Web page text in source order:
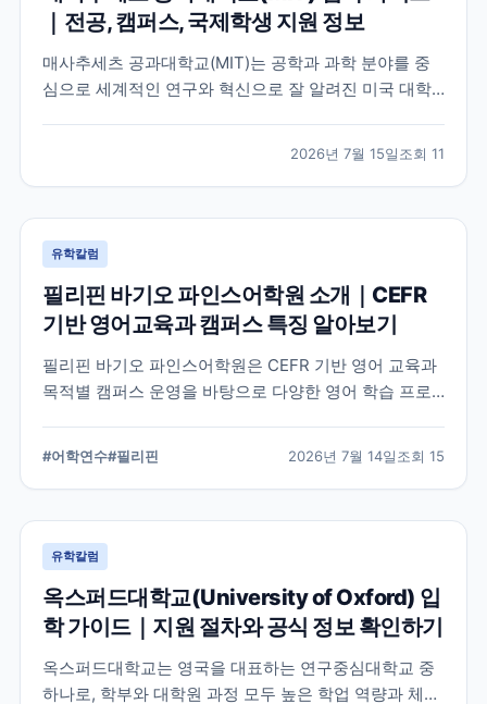
｜전공, 캠퍼스, 국제학생 지원 정보
매사추세츠 공과대학교(MIT)는 공학과 과학 분야를 중
심으로 세계적인 연구와 혁신으로 잘 알려진 미국 대학
2026년 7월 15일조회 11
유학칼럼
필리핀 바기오 파인스어학원 소개｜CEFR
기반 영어교육과 캠퍼스 특징 알아보기
필리핀 바기오 파인스어학원은 CEFR 기반 영어 교육과
목적별 캠퍼스 운영을 바탕으로 다양한 영어 학습 프로
생이 알아야 할 내용을 정리했습니다.
#어학연수#필리핀 2026년 7월 14일조회 15
유학칼럼
옥스퍼드대학교(University of Oxford) 입
학 가이드｜지원 절차와 공식 정보 확인하기
옥스퍼드대학교는 영국을 대표하는 연구중심대학교 중
하나로, 학부와 대학원 과정 모두 높은 학업 역량과 체계